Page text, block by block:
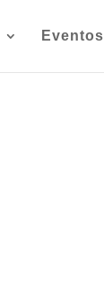
Eventos